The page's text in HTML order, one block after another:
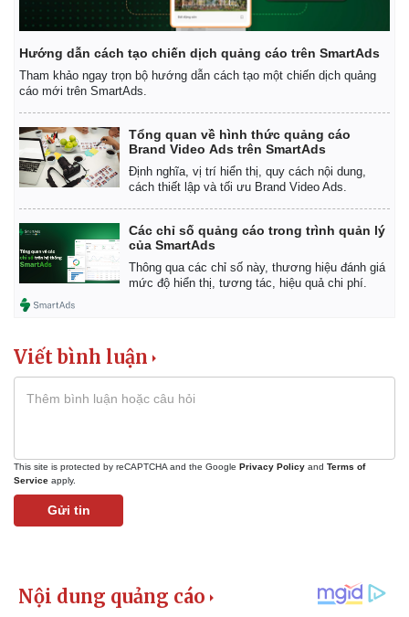
Hướng dẫn cách tạo chiến dịch quảng cáo trên SmartAds
Tham khảo ngay trọn bộ hướng dẫn cách tạo một chiến dịch quảng
cáo mới trên SmartAds.
Tổng quan về hình thức quảng cáo
Brand Video Ads trên SmartAds
Định nghĩa, vị trí hiển thị, quy cách nội dung,
cách thiết lập và tối ưu Brand Video Ads.
Các chỉ số quảng cáo trong trình quản lý
của SmartAds
Thông qua các chỉ số này, thương hiệu đánh giá
mức độ hiển thị, tương tác, hiệu quả chi phí.
Viết bình luận
This site is protected by reCAPTCHA and the Google Privacy Policy and Terms of
Service apply.
Gửi tin